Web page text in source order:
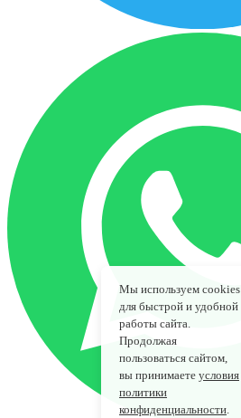
Мы используем cookies
для быстрой и удобной
работы сайта.
Продолжая
пользоваться сайтом,
вы принимаете условия
политики
конфиденциальности.